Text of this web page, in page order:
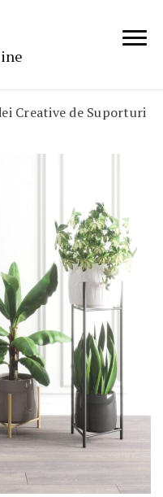
Creative de Suporturi